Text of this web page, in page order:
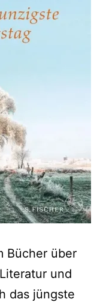
Bücher über
und
das jüngste